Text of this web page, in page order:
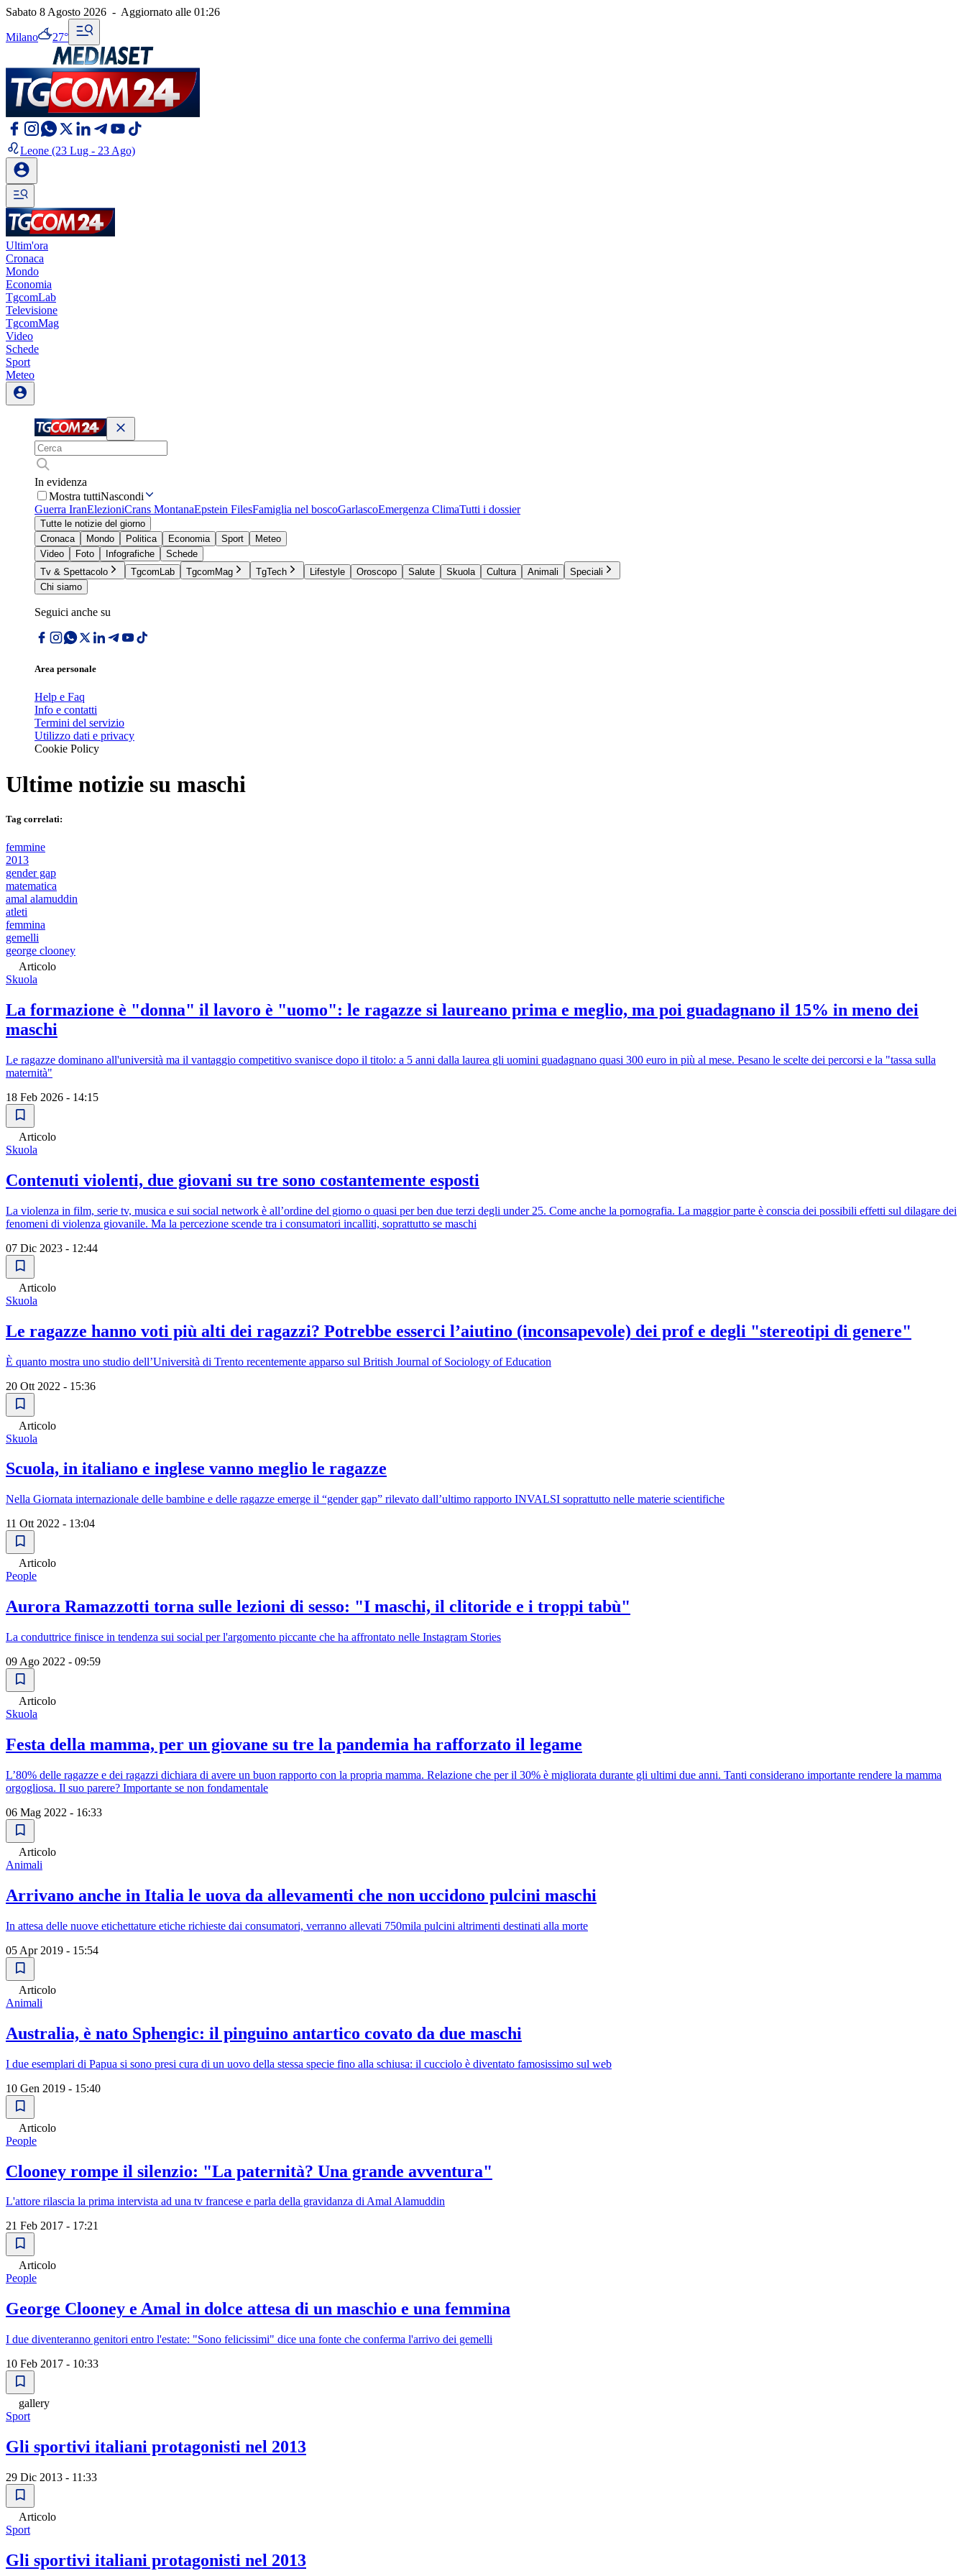
Sabato 8 Agosto 2026 - Aggiornato alle 01:26
Milano 27°
Leone (23 Lug - 23 Ago)
Ultim'ora
Cronaca
Mondo
Economia
TgcomLab
Televisione
TgcomMag
Video
Schede
Sport
Meteo
In evidenza
Mostra tuttiNascondi
Guerra IranElezioniCrans MontanaEpstein FilesFamiglia nel boscoGarlascoEmergenza ClimaTutti i dossier
Tutte le notizie del giorno
Cronaca
Mondo Politica Economia Sport
Meteo
Video
Foto Infografiche
Schede
Tv & Spettacolo
TgcomLab TgcomMag TgTech Lifestyle Oroscopo Salute Skuola Cultura Animali
Speciali
Chi siamo
Seguici anche su
Area personale
Help e Faq
Info e contatti
Termini del servizio
Utilizzo dati e privacy
Cookie Policy
Ultime notizie su maschi
Tag correlati:
femmine
2013
gender gap
matematica
amal alamuddin
atleti
femmina
gemelli
george clooney
Articolo
Skuola
La formazione è "donna" il lavoro è "uomo": le ragazze si laureano prima e meglio, ma poi guadagnano il 15% in meno dei
maschi
Le ragazze dominano all'università ma il vantaggio competitivo svanisce dopo il titolo: a 5 anni dalla laurea gli uomini guadagnano quasi 300 euro in più al mese. Pesano le scelte dei percorsi e la "tassa sulla
maternità"
18 Feb 2026 - 14:15
Articolo
Skuola
Contenuti violenti, due giovani su tre sono costantemente esposti
La violenza in film, serie tv, musica e sui social network è all’ordine del giorno o quasi per ben due terzi degli under 25. Come anche la pornografia. La maggior parte è conscia dei possibili effetti sul dilagare dei
fenomeni di violenza giovanile. Ma la percezione scende tra i consumatori incalliti, soprattutto se maschi
07 Dic 2023 - 12:44
Articolo
Skuola
Le ragazze hanno voti più alti dei ragazzi? Potrebbe esserci l’aiutino (inconsapevole) dei prof e degli "stereotipi di genere"
È quanto mostra uno studio dell’Università di Trento recentemente apparso sul British Journal of Sociology of Education
20 Ott 2022 - 15:36
Articolo
Skuola
Scuola, in italiano e inglese vanno meglio le ragazze
Nella Giornata internazionale delle bambine e delle ragazze emerge il “gender gap” rilevato dall’ultimo rapporto INVALSI soprattutto nelle materie scientifiche
11 Ott 2022 - 13:04
Articolo
People
Aurora Ramazzotti torna sulle lezioni di sesso: "I maschi, il clitoride e i troppi tabù"
La conduttrice finisce in tendenza sui social per l'argomento piccante che ha affrontato nelle Instagram Stories
09 Ago 2022 - 09:59
Articolo
Skuola
Festa della mamma, per un giovane su tre la pandemia ha rafforzato il legame
L’80% delle ragazze e dei ragazzi dichiara di avere un buon rapporto con la propria mamma. Relazione che per il 30% è migliorata durante gli ultimi due anni. Tanti considerano importante rendere la mamma
orgogliosa. Il suo parere? Importante se non fondamentale
06 Mag 2022 - 16:33
Articolo
Animali
Arrivano anche in Italia le uova da allevamenti che non uccidono pulcini maschi
In attesa delle nuove etichettature etiche richieste dai consumatori, verranno allevati 750mila pulcini altrimenti destinati alla morte
05 Apr 2019 - 15:54
Articolo
Animali
Australia, è nato Sphengic: il pinguino antartico covato da due maschi
I due esemplari di Papua si sono presi cura di un uovo della stessa specie fino alla schiusa: il cucciolo è diventato famosissimo sul web
10 Gen 2019 - 15:40
Articolo
People
Clooney rompe il silenzio: "La paternità? Una grande avventura"
L'attore rilascia la prima intervista ad una tv francese e parla della gravidanza di Amal Alamuddin
21 Feb 2017 - 17:21
Articolo
People
George Clooney e Amal in dolce attesa di un maschio e una femmina
I due diventeranno genitori entro l'estate: "Sono felicissimi" dice una fonte che conferma l'arrivo dei gemelli
10 Feb 2017 - 10:33
gallery
Sport
Gli sportivi italiani protagonisti nel 2013
29 Dic 2013 - 11:33
Articolo
Sport
Gli sportivi italiani protagonisti nel 2013